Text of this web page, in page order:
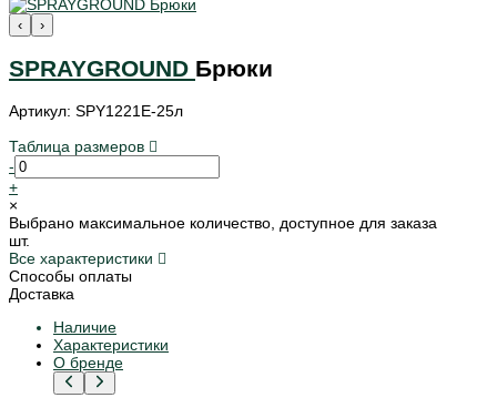
‹ ›
SPRAYGROUND Брюки
Артикул: SPY1221E-25л
Таблица размеров
-
+
×
Выбрано максимальное количество, доступное для заказа
шт.
Все характеристики
Способы оплаты
Доставка
Наличие
Характеристики
О бренде